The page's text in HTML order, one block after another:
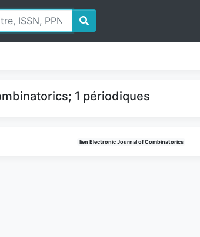
1 périodiques
lien Electronic Journal of Combinatorics